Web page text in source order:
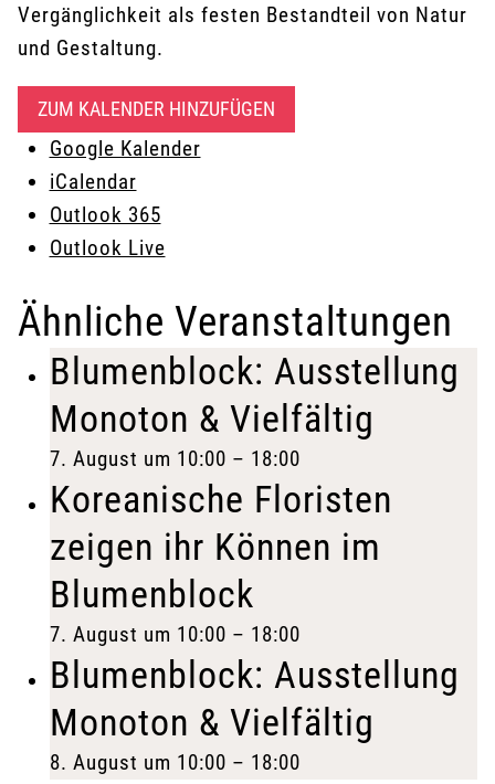
Vergänglichkeit als festen Bestandteil von Natur
und Gestaltung.
ZUM KALENDER HINZUFÜGEN
Google Kalender
iCalendar
Outlook 365
Outlook Live
Ähnliche Veranstaltungen
Blumenblock: Ausstellung
Monoton & Vielfältig
7. August um 10:00 – 18:00
Koreanische Floristen
zeigen ihr Können im
Blumenblock
7. August um 10:00 – 18:00
Blumenblock: Ausstellung
Monoton & Vielfältig
8. August um 10:00 – 18:00